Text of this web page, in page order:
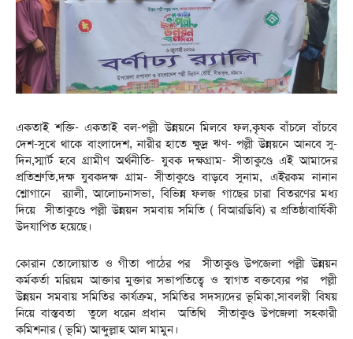
একতাই শক্তি- একতাই বল-পল্লী উন্নয়নে মিলবে ফল,কৃষক বাঁচলে বাঁচবে
দেশ-সুখে থাকে বাংলাদেশ, নারীর হাতে ক্ষুদ্র ঋণ- পল্লী উন্নয়নে আনবে সু-
দিন,স্মার্ট হবে গ্রামীণ অর্থনীতি- যুবক দক্ষগ্রাম- সীতাকুণ্ডে এই আমাদের
প্রতিশ্রুতি,দক্ষ যুবকদক্ষ গ্রাম- সীতাকুণ্ডে বাড়বে সুনাম, এইরকম নানান
শ্লোগানে র‌্যালী, আলোচনাসভা, বিভিন্ন ফলজ গাছের চারা বিতরণের মধ্য
দিয়ে সীতাকুণ্ডে পল্লী উন্নয়ন সমবায় সমিতি ( বিআরডিবি) র প্রতিষ্ঠাবার্ষিকী
উদযাপিত হয়েছে।
কোরান তোলোয়াত ও গীতা পাঠের পর সীতাকুণ্ড উপজেলা পল্লী উন্নয়ন
কর্মকর্তা মরিয়ম আক্তার মুক্তার সভাপতিত্বে ও স্বাগত বক্তব্যের পর পল্লী
উন্নয়ন সমবায় সমিতির কার্যক্রম, সমিতির সদস্যদের ভূমিকা,সাবলম্বী বিষয়
নিয়ে বাস্তবতা তুলে ধরেন প্রধান অতিথি সীতাকুণ্ড উপজেলা সহকারী
কমিশনার ( ভূমি) আব্দুল্লাহ আল মামুন।